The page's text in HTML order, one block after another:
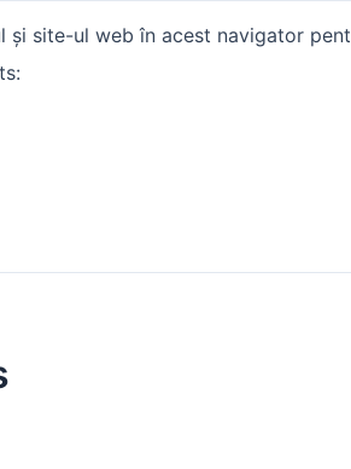
și site-ul web în acest navigator